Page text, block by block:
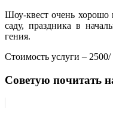
Шоу-квест очень хорошо
саду, праздника в
гения.
Стоимость услуги – 2500/
Советую почитать